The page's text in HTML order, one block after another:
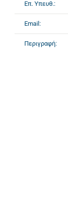
Επ. Υπευθ.:
Email:
Περιγραφή: